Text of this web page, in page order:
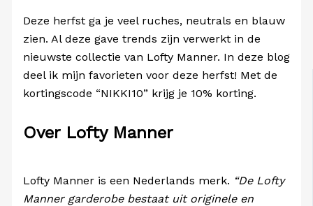
Deze herfst ga je veel ruches, neutrals en blauw
zien. Al deze gave trends zijn verwerkt in de
nieuwste collectie van Lofty Manner. In deze blog
deel ik mijn favorieten voor deze herfst! Met de
kortingscode “NIKKI10” krijg je 10% korting.
Over Lofty Manner
Lofty Manner is een Nederlands merk. “De Lofty
Manner garderobe bestaat uit originele en